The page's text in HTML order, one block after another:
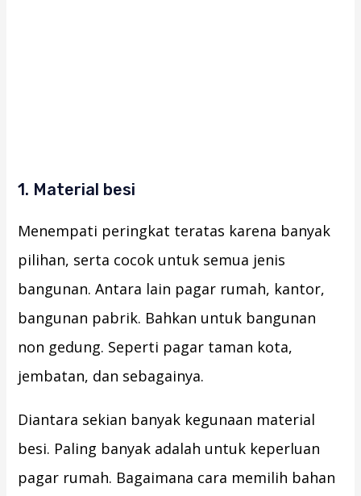
1. Material besi
Menempati peringkat teratas karena banyak
pilihan, serta cocok untuk semua jenis
bangunan. Antara lain pagar rumah, kantor,
bangunan pabrik. Bahkan untuk bangunan
non gedung. Seperti pagar taman kota,
jembatan, dan sebagainya.
Diantara sekian banyak kegunaan material
besi. Paling banyak adalah untuk keperluan
pagar rumah. Bagaimana cara memilih bahan